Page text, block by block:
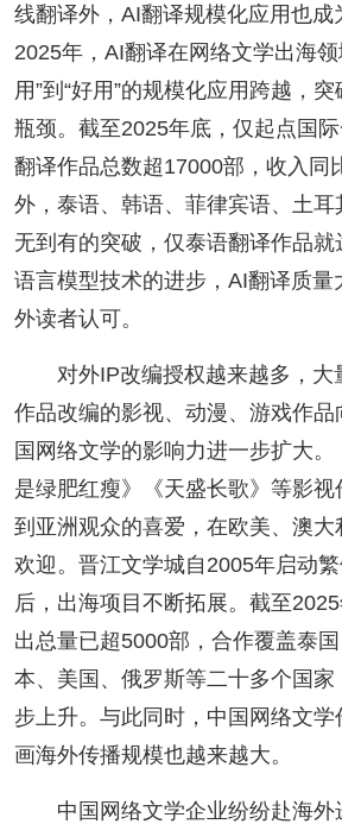
线翻译外，AI翻译规模化应用也成
2025年，AI翻译在网络文学出海领
用”到“好用”的规模化应用跨越，
瓶颈。截至2025年底，仅起点国
翻译作品总数超17000部，收入同
外，泰语、韩语、菲律宾语、土耳
无到有的突破，仅泰语翻译作品
语言模型技术的进步，AI翻译质量
外读者认可。
对外IP改编授权越来越多，大
作品改编的影视、动漫、游戏作品
国网络文学的影响力进一步扩大
是绿肥红瘦》《天盛长歌》等影
到亚洲观众的喜爱，在欧美、澳大
欢迎。晋江文学城自2005年启动
后，出海项目不断拓展。截至
出总量已超5000部，合作覆盖泰
本、美国、俄罗斯等二十多个国家
步上升。与此同时，中国网络文学
画海外传播规模也越来越大。
中国网络文学企业纷纷赴海外